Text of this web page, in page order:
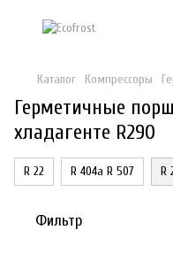
Каталог Компрессоры
Герметичные
хладагенте R290
R 22 R 404a R 507 R
Фильтр